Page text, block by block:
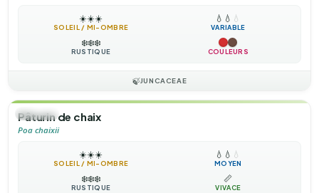
☀️☀️☀️
SOLEIL / MI-OMBRE
💧 💧 💧
VARIABLE
❄️❄️❄️
RUSTIQUE COULEURS
🍃JUNCACEAE
🌿HERBE
Pâturin de chaix
Poa chaixii
☀️☀️☀️
SOLEIL / MI-OMBRE
💧 💧 💧
MOYEN
❄️❄️❄️
RUSTIQUE
📏
VIVACE